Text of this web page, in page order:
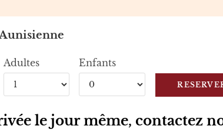
Adultes Enfants
le jour même, contactez